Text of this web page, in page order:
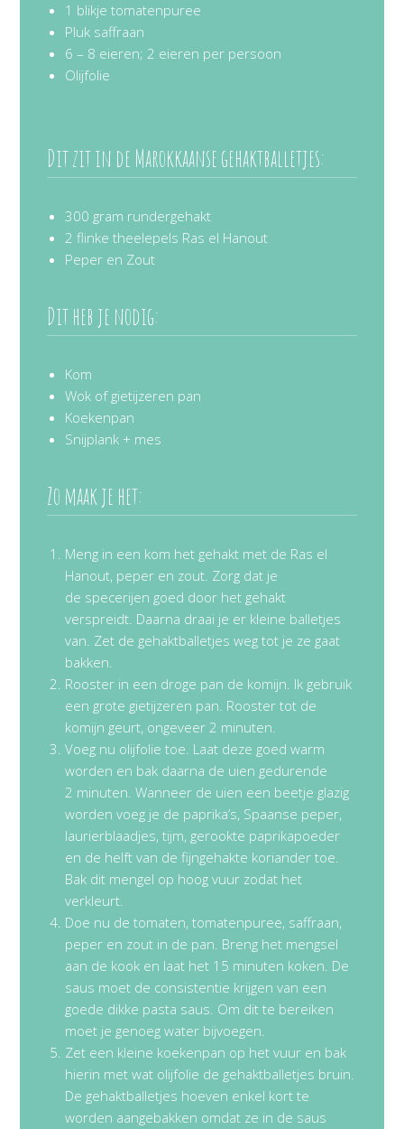
1 blikje tomatenpuree
Pluk saffraan
6 – 8 eieren; 2 eieren per persoon
Olijfolie
Dit zit in de Marokkaanse gehaktballetjes:
300 gram rundergehakt
2 flinke theelepels Ras el Hanout
Peper en Zout
Dit heb je nodig:
Kom
Wok of gietijzeren pan
Koekenpan
Snijplank + mes
Zo maak je het:
Meng in een kom het gehakt met de Ras el
Hanout, peper en zout. Zorg dat je
de specerijen goed door het gehakt
verspreidt. Daarna draai je er kleine balletjes
van. Zet de gehaktballetjes weg tot je ze gaat
bakken.
Rooster in een droge pan de komijn. Ik gebruik
een grote gietijzeren pan. Rooster tot de
komijn geurt, ongeveer 2 minuten.
Voeg nu olijfolie toe. Laat deze goed warm
worden en bak daarna de uien gedurende
2 minuten. Wanneer de uien een beetje glazig
worden voeg je de paprika’s, Spaanse peper,
laurierblaadjes, tijm, gerookte paprikapoeder
en de helft van de fijngehakte koriander toe.
Bak dit mengel op hoog vuur zodat het
verkleurt.
Doe nu de tomaten, tomatenpuree, saffraan,
peper en zout in de pan. Breng het mengsel
aan de kook en laat het 15 minuten koken. De
saus moet de consistentie krijgen van een
goede dikke pasta saus. Om dit te bereiken
moet je genoeg water bijvoegen.
Zet een kleine koekenpan op het vuur en bak
hierin met wat olijfolie de gehaktballetjes bruin.
De gehaktballetjes hoeven enkel kort te
worden aangebakken omdat ze in de saus